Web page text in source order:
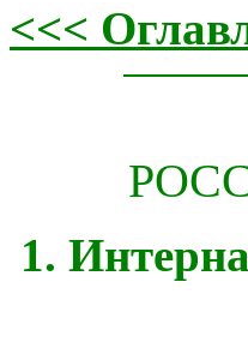
<<<
1.